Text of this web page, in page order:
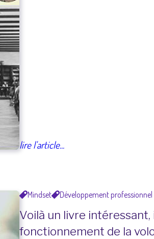
lire l'article...
Mindset Développement professionnel
Voilà un livre
fonctionnement de la